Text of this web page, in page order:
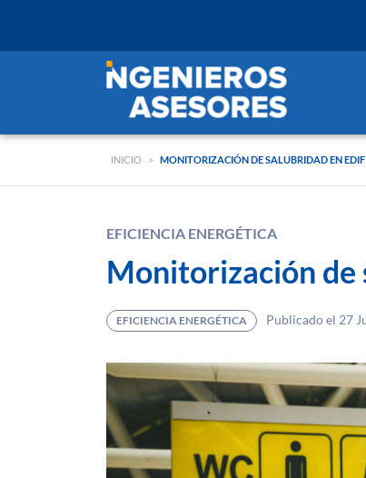
INICIO > MONITORIZACIÓN DE SALUBRIDAD EN
EFICIENCIA ENERGÉTICA
Monitorización de
EFICIENCIA ENERGÉTICA Publicado el 27